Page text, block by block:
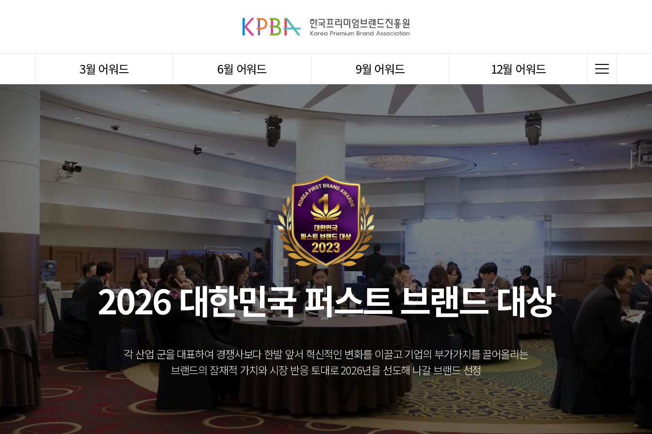
3월 어워드 6월 어워드 9월 어워드 12월 어워드
2026 대한민국 퍼스트 브랜드 대상
각 산업 군을 대표하여 경쟁사보다 한발 앞서 혁신적인 변화를 이끌고 기업의 부가가치를 끌어올리는
브랜드의 잠재적 가치와 시장 반응 토대로 2026년을 선도해 나갈 브랜드 선정